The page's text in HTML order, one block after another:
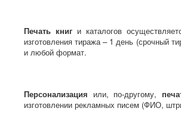
Печать книг и каталогов
изготовления тиража – 1 день (срочный
и любой формат.
Персонализация или, по-другому,
изготовлении рекламных писем (ФИО,